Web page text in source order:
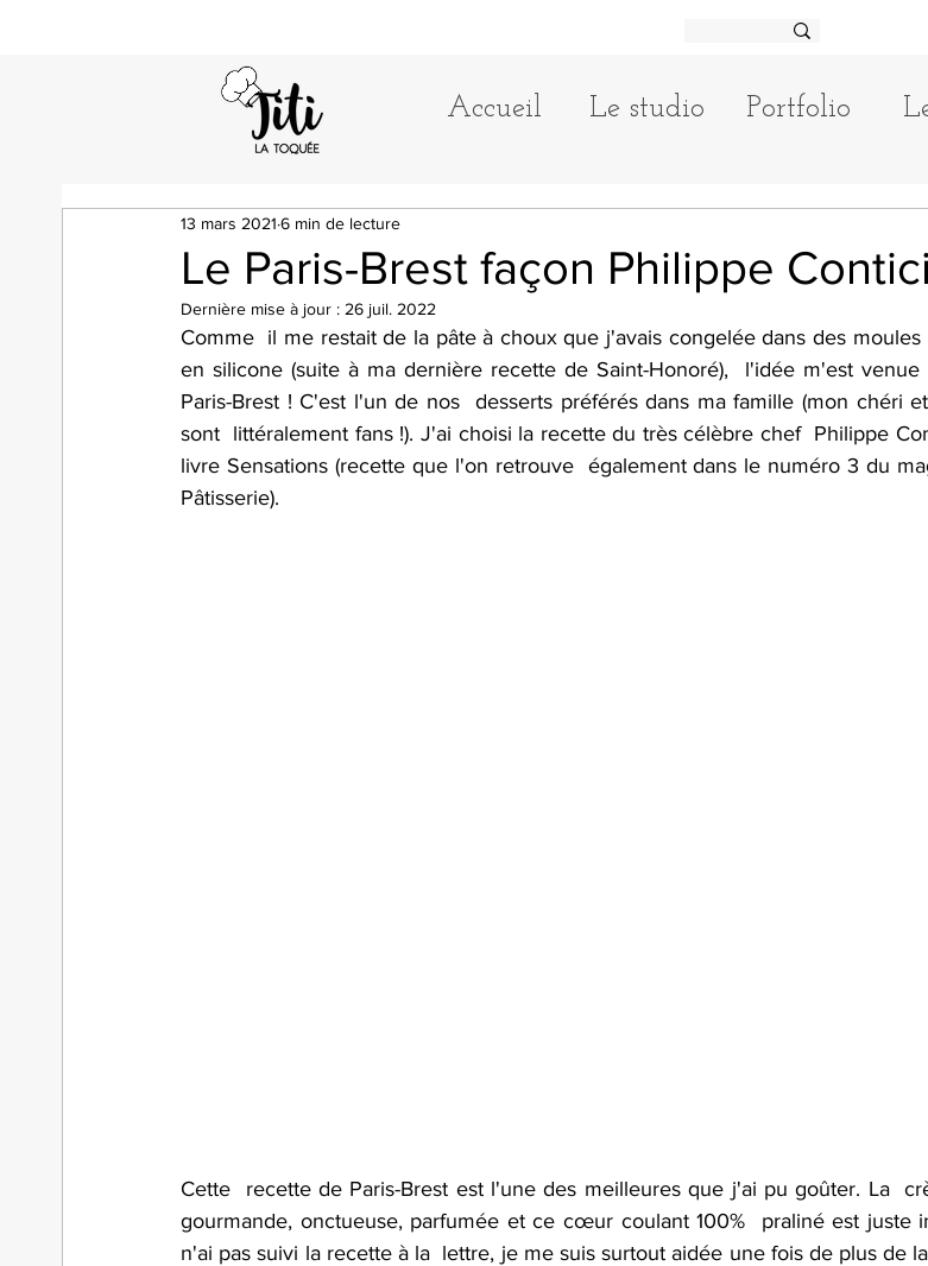
Accueil Le studio Portfolio
Le Paris-Brest façon Philippe
13 mars 2021 6 min de lecture
Dernière mise à jour : 26 juil. 2022
Comme  il me restait de la pâte à choux que j'avais congelée dans des moules
en silicone (suite à ma dernière recette de Saint-Honoré),  l'idée m'est venue
Paris-Brest ! C'est l'un de nos  desserts préférés dans ma famille (mon chéri
sont  littéralement fans !). J'ai choisi la recette du très célèbre chef  Philippe
livre Sensations (recette que l'on retrouve  également dans le numéro 3 du
Pâtisserie).
Cette  recette de Paris-Brest est l'une des meilleures que j'ai pu goûter. La
gourmande, onctueuse, parfumée et ce cœur coulant 100%  praliné est juste
n'ai pas suivi la recette à la  lettre, je me suis surtout aidée une fois de plus de